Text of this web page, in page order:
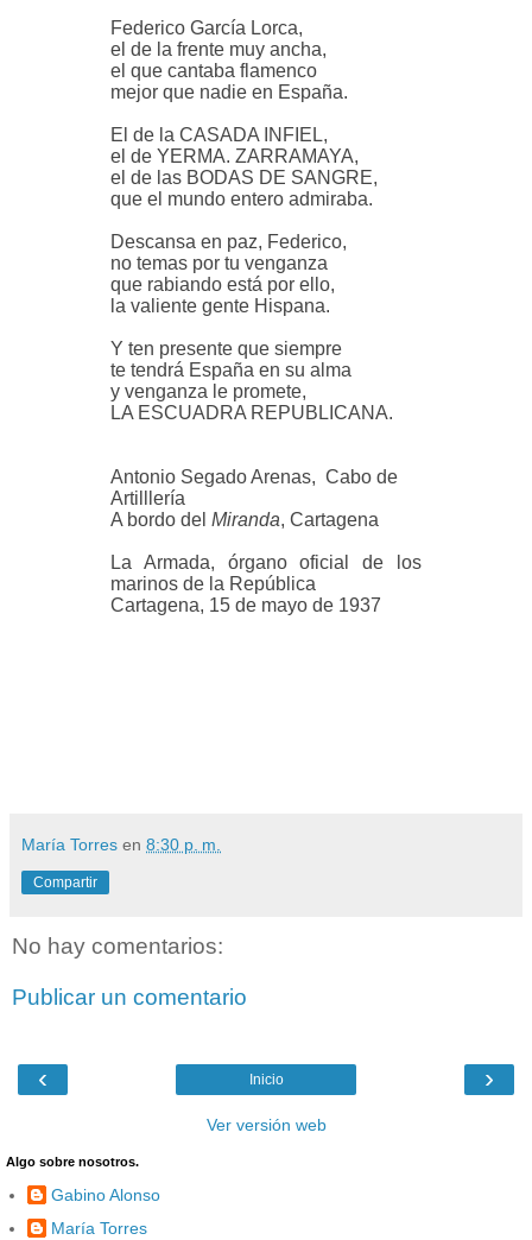
Federico García Lorca,
el de la frente muy ancha,
el que cantaba flamenco
mejor que nadie en España.
El de la CASADA INFIEL,
el de YERMA. ZARRAMAYA,
el de las BODAS DE SANGRE,
que el mundo entero admiraba.
Descansa en paz, Federico,
no temas por tu venganza
que rabiando está por ello,
la valiente gente Hispana.
Y ten presente que siempre
te tendrá España en su alma
y venganza le promete,
LA ESCUADRA REPUBLICANA.
Antonio Segado Arenas, Cabo de
Artilllería
A bordo delMiranda, Cartagena
La Armada, órgano oficial de los
marinos de la República
Cartagena, 15 de mayo de 1937
María Torres en 8:30 p. m.
Compartir
No hay comentarios:
Publicar un comentario
‹ ›
Inicio
Ver versión web
Algo sobre nosotros.
Gabino Alonso
María Torres